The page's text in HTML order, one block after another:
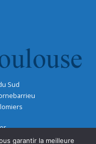
Sud
garantir la meilleure